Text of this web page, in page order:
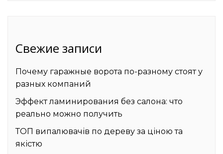
Свежие записи
Почему гаражные ворота по-разному стоят у
разных компаний
Эффект ламинирования без салона: что
реально можно получить
ТОП випалювачів по дереву за ціною та
якістю